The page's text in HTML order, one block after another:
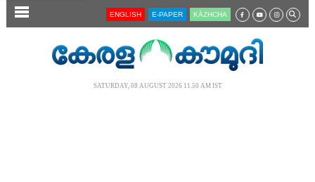
SECTIONS ENGLISH E-PAPER KĀZHCHA
SATURDAY, 08 AUGUST 2026 11.50 AM IST